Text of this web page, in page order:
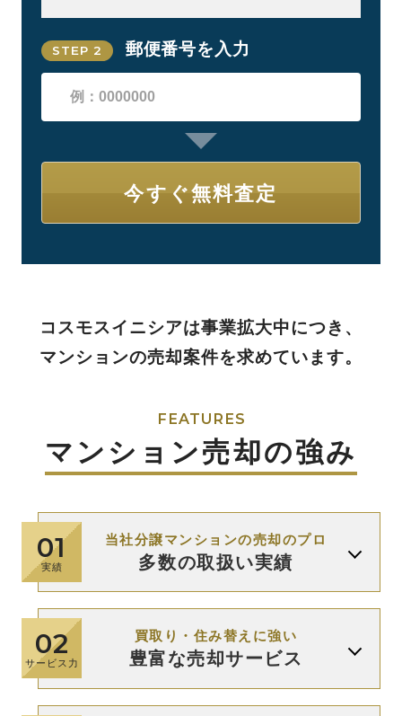
STEP 2 郵便番号を入力
コスモスイニシアは事業拡大中につき、
マンションの売却案件を求めています。
FEATURES
マンション売却の強み
01
実績
当社分譲マンションの売却のプロ
多数の取扱い実績
02
サービス力
買取り・住み替えに強い
豊富な売却サービス